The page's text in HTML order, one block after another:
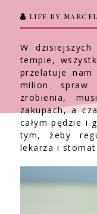
LIFE BY
W
tempie,
przelatuje nam
milion spraw
zrobienia,
zakupach, a
całym pędzie i
tym, żeby
lekarza i